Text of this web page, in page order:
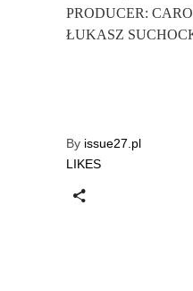
PRODUCER:
ŁUKASZ
By issue27.pl
LIKES